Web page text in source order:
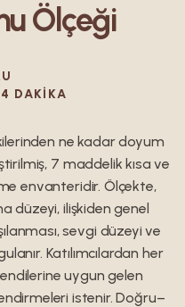
Ölçeği
4 DAKIKA
ne kadar doyum
7 maddelik kısa ve
envanteridir. Ölçekte,
düzeyi, ilişkiden genel
sevgi düzeyi ve
Katılımcılardan her
uygun gelen
istenir. Doğru–